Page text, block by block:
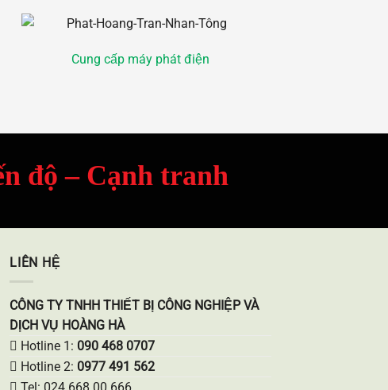
Cung cấp máy phát điện
độ – Cạnh tranh
LIÊN HỆ
CÔNG TY TNHH THIẾT BỊ CÔNG NGHIỆP VÀ
DỊCH VỤ HOÀNG HÀ
Hotline 1: 090 468 0707
Hotline 2: 0977 491 562